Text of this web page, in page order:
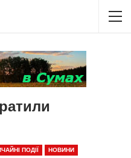
ПОДІЇ
НОВИНИ